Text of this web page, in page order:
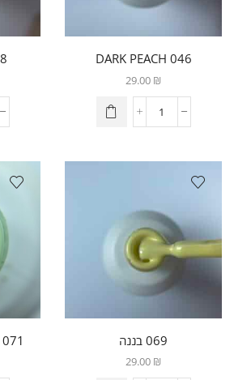
046 DARK PEACH
29.00 ₪
069 בננה
29.00 ₪
071 BIG APPLE GREEN